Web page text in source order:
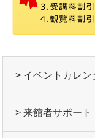
> イベントカレン
> 来館者サポート